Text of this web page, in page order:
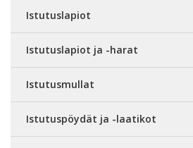
Istutuslapiot
Istutuslapiot ja -harat
Istutusmullat
Istutuspöydät ja -laatikot